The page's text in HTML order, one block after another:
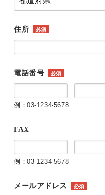
住所 必須
電話番号 必須
-
例：03-1234-5678
FAX
-
例：03-1234-5678
メールアドレス 必須